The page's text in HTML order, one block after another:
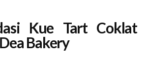
Kue Tart Coklat
Bakery